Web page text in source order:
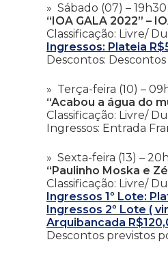
Sábado (07) – 19h30
“IOA GALA 2022” –
Classificação: Livre/
Ingressos: Plateia
Descontos:
Terça-feira (10) –
“Acabou a água do
Classificação: Livre/
Ingressos: Entrada
Sexta-feira (13) – 20h
“Paulinho Moska e
Classificação: Livre/
Ingressos 1º Lote:
Ingressos 2º Lote (
Arquibancada
Descontos previstos